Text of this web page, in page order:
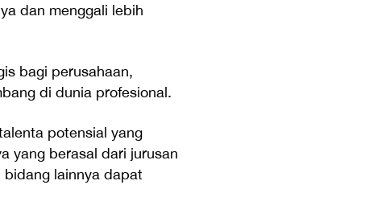
dan menggali lebih
bagi perusahaan,
di dunia profesional.
potensial yang
yang berasal dari jurusan
bidang lainnya dapat